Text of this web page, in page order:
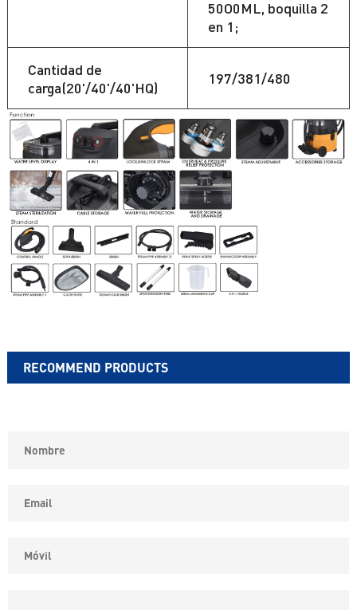
50O0ML, boquilla 2
en 1;
Cantidad de
carga(20'/40'/40'HQ)
197/381/480
RECOMMEND PRODUCTS